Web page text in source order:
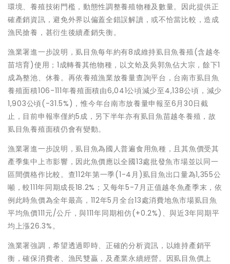
環境、養殖技術門檻，動態性調整養殖物種及數量。因此提供正
確產銷資訊，避免外界以偏蓋全錯誤解讀，或不恰當比較，造成
漁民搶養，甚衍生後續產銷失衡。
漁業署進一步說明，虱目魚每年約有8成維持虱目魚養殖(含越冬
苗培育)使用；1成轉養其他物種，以文蛤及吳郭魚佔大宗，餘下1
成為整池、休養。再依養殖漁業放養量查詢平台，台南市虱目魚
養殖面積106-111年養殖面積由6,041公頃減少至4,138公頃，減少
1,903公頃(-31.5%)，惟今年台南市放養量申報至6月30日截
止，目前申報率僅約5成，另下半年亦有虱目魚苗越冬養殖，故
虱目魚養殖面積仍會有變動。
漁業署進一步說明，虱目魚為國人普遍食用魚種，且其魚價受其
產季集中上市影響，因此魚價應以全國13處批發魚市場並以同一
區間價格作比較。查112年第一季(1-4月)虱目魚出口量為1,355公
噸，較111年同期成長18.2%；又每年5-7月正值越冬魚產季末，依
例此時魚價為全年最高，112年5月全台13處消費地魚市場虱目魚
平均魚價111元/公斤，與111年同期相仿(+0.2%)、與近3年同期平
均上漲26.3%。
漁業署強調，希望透過即時、正確的分析資訊，以維持產銷平
衡，確保消費者、漁民雙贏，及產業永續經營。因虱目魚價上